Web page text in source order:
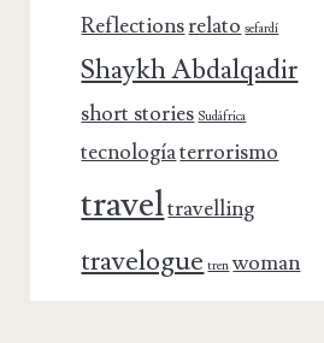
Reflectionsrelato sefardí
Shaykh Abdalqadir
short stories Sudáfrica
tecnologíaterrorismo
traveltravelling
travelogue tren woman